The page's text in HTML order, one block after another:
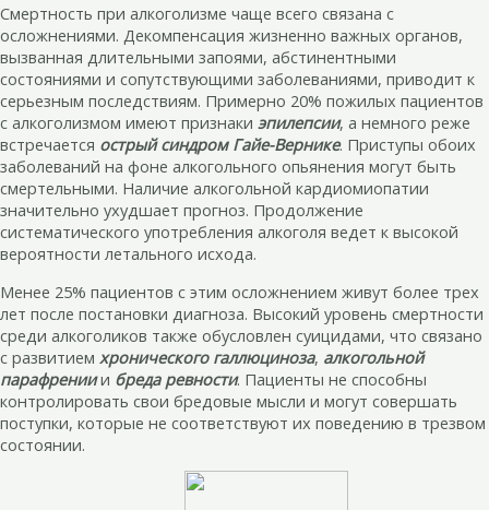
Смертность при алкоголизме чаще всего связана с
осложнениями. Декомпенсация жизненно важных органов,
вызванная длительными запоями, абстинентными
состояниями и сопутствующими заболеваниями, приводит к
серьезным последствиям. Примерно 20% пожилых пациентов
с алкоголизмом имеют признаки эпилепсии, а немного реже
встречается острый синдром Гайе-Вернике. Приступы обоих
заболеваний на фоне алкогольного опьянения могут быть
смертельными. Наличие алкогольной кардиомиопатии
значительно ухудшает прогноз. Продолжение
систематического употребления алкоголя ведет к высокой
вероятности летального исхода.
Менее 25% пациентов с этим осложнением живут более трех
лет после постановки диагноза. Высокий уровень смертности
среди алкоголиков также обусловлен суицидами, что связано
с развитием хронического галлюциноза, алкогольной
парафрениии бреда ревности. Пациенты не способны
контролировать свои бредовые мысли и могут совершать
поступки, которые не соответствуют их поведению в трезвом
состоянии.